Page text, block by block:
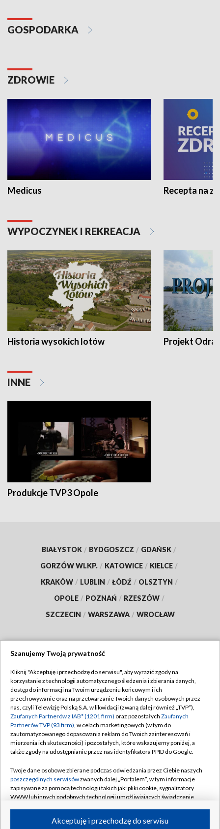
GOSPODARKA
ZDROWIE
Medicus Recepta na
WYPOCZYNEK I REKREACJA
Historia wysokich lotów Projekt Odra
INNE
Produkcje TVP3 Opole
BIAŁYSTOK / BYDGOSZCZ / GDAŃSK /
GORZÓW WLKP. / KATOWICE / KIELCE /
KRAKÓW / LUBLIN / ŁÓDŹ / OLSZTYN /
OPOLE / POZNAŃ / RZESZÓW /
SZCZECIN / WARSZAWA / WROCŁAW
TVP
Abonament TVP
Emisja w TVP
Centrum informacji TVP
Naziemna Telewizja Cyfrowa
Rada Programowa
System NOS
Informacje o nadawcy
Program dla prasy
Regulamin TVP
Polityka prywatności
Moje zgody
Pomoc
Kontakt
Kanały
Szanujemy Twoją prywatność
Kliknij "Akceptuję i przechodzę do serwisu", aby wyrazić zgody na
korzystanie z technologii automatycznego śledzenia i zbierania danych,
dostęp do informacji na Twoim urządzeniu końcowym i ich
przechowywanie oraz na przetwarzanie Twoich danych osobowych przez
nas, czyli Telewizję Polską S.A. w likwidacji (zwaną dalej również „TVP”),
Zaufanych Partnerów z IAB* (1201 firm) oraz pozostałych Zaufanych
Partnerów TVP (93 firm), w celach marketingowych (w tym do
zautomatyzowanego dopasowania reklam do Twoich zainteresowań i
mierzenia ich skuteczności) i pozostałych, które wskazujemy poniżej, a
także zgody na udostępnianie przez nas identyfikatora PPID do Google.
Twoje dane osobowe zbierane podczas odwiedzania przez Ciebie naszych
poszczególnych serwisówzwanych dalej „Portalem”, w tym informacje
zapisywane za pomocą technologii takich jak: pliki cookie, sygnalizatory
WWW lub innych podobnych technologii umożliwiających świadczenie
ruchu w Internecie.Akceptuję i przechodzę do serwisu